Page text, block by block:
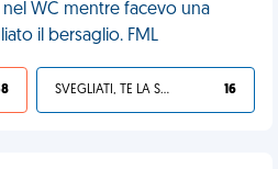
WC mentre facevo una
il bersaglio. FML
SVEGLIATI, TE LA SEI CERCATA! 16